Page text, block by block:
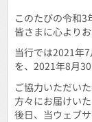
このたびの令和3
皆さまに心より
当行では2021年
を、2021年8月
ご協力いただい
方々にお届けい
後日、当ウェブ